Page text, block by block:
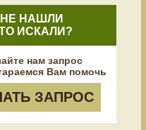
НЕ НАШЛИ
ИСКАЛИ?
нам запрос
Вам помочь
ЗАПРОС